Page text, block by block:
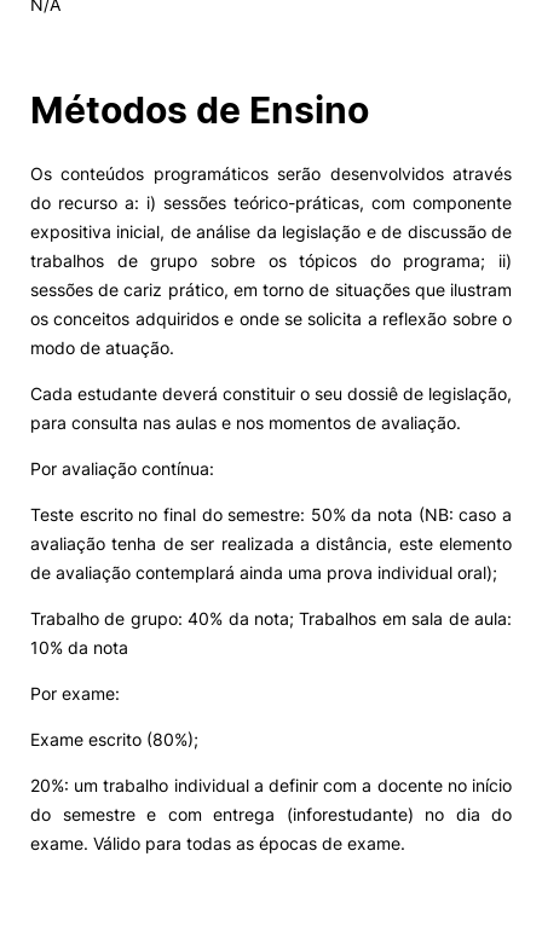
Projetos PRR
Magazine
Eventos
Europeia Política de Privacidade e Cookies
Sugestões,
N/A
Métodos de Ensino
Os conteúdos programáticos serão desenvolvidos através
do recurso a: i) sessões teórico-práticas, com componente
expositiva inicial, de análise da legislação e de discussão de
trabalhos de grupo sobre os tópicos do programa; ii)
sessões de cariz prático, em torno de situações que ilustram
os conceitos adquiridos e onde se solicita a reflexão sobre o
modo de atuação.
Cada estudante deverá constituir o seu dossiê de legislação,
para consulta nas aulas e nos momentos de avaliação.
Por avaliação contínua:
Teste escrito no final do semestre: 50% da nota (NB: caso a
avaliação tenha de ser realizada a distância, este elemento
de avaliação contemplará ainda uma prova individual oral);
Trabalho de grupo: 40% da nota; Trabalhos em sala de aula:
10% da nota
Por exame:
Exame escrito (80%);
20%: um trabalho individual a definir com a docente no início
do semestre e com entrega (inforestudante) no dia do
exame. Válido para todas as épocas de exame.